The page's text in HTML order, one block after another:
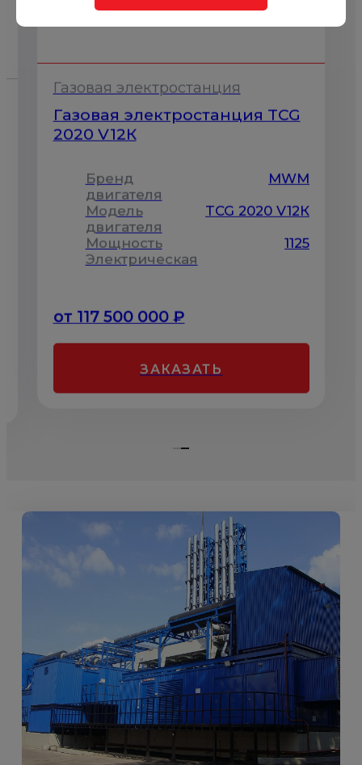
Газовая электростанция
Газовая электростанция TCG
2020 V12К
Бренд
двигателя
MWM
Модель
двигателя
TCG 2020 V12К
Мощность
Электрическая
1125
от 117 500 000 ₽
ЗАКАЗАТЬ